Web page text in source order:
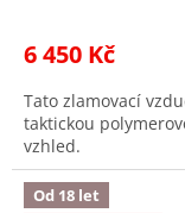
6 450 Kč
Tato zlamovací
taktickou
vzhled.
Od 18 let